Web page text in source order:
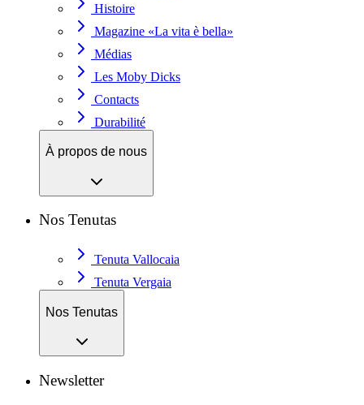
Histoire
Magazine «La vita è bella»
Médias
Les Moby Dicks
Contacts
Durabilité
À propos de nous
Nos Tenutas
Tenuta Vallocaia
Tenuta Vergaia
Nos Tenutas
Newsletter